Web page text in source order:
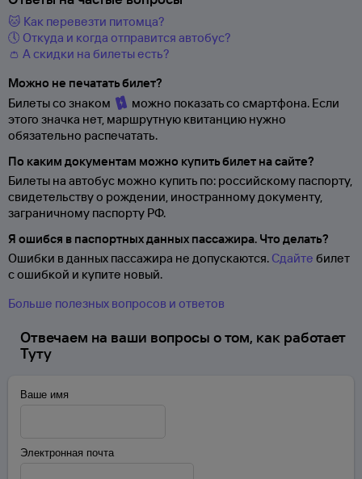
🐱 Как перевезти питомца?
🕔 Откуда и когда отправится автобус?
👛 А скидки на билеты есть?
Можно не печатать билет?
Билеты со знаком
можно показать со смартфона. Если
этого значка нет, маршрутную квитанцию нужно
обязательно распечатать.
По каким документам можно купить билет на сайте?
Билеты на автобус можно купить по: российскому паспорту,
свидетельству о рождении, иностранному документу,
заграничному паспорту РФ.
Я ошибся в паспортных данных пассажира. Что делать?
Ошибки в данных пассажира не допускаются. Сдайте билет
с ошибкой и купите новый.
Больше полезных вопросов и ответов
Отвечаем на ваши вопросы о том, как работает
Туту
Ваше имя
Электронная почта